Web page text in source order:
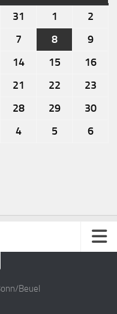
31 1
2
7 8
9
14 15
16
21 22
23
28 29
30
4 5 6
Beuel